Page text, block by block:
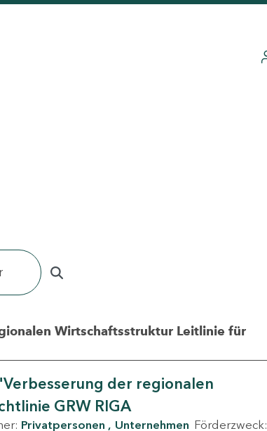
Wirtschaftsstruktur Leitlinie für
der regionalen
GRW RIGA
Privatpersonen Unternehmen Förderzweck: